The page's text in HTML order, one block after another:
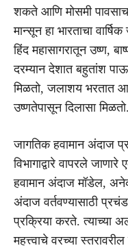
शकते आणि मोसमी
मान्सून हा भारताचा
हिंद महासागरातून उष्ण,
दरम्यान देशात बहुतांश
मिळतो, जलाशय भरतात
उष्णतेपासून दिलासा मिळतो.
जागतिक हवामान अंदाज
विभागाद्वारे वापरले
हवामान अंदाज मॉडेल,
अंदाज वर्तवण्यासाठी प्रचंड
प्रक्रिया करते. त्याच्या
महत्त्वाचे वरच्या